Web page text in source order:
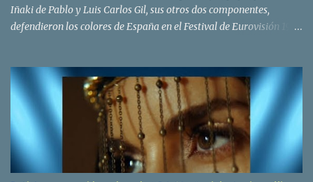
Iñaki de Pablo y Luis Carlos Gil, sus otros dos componentes,
defendieron los colores de España en el Festival de Eurovisión 1980
padeciendo desde hace tiempo. Patricia Fernández Goberna,
nacida en 1957, entró a formar parte de la formación musical
antes mencionada en el año 1979 sustituyendo a Amaya Saizar. Es
el año 1980 cuando son elegidos para representar a España en
Dublín donde, con su tema Quedate esta noche, obtienen el puesto
12 de 19 países. Tras esta participación graban en Estados Unidos
el disco Entrañablemente , abriendole las puertas del éxito en